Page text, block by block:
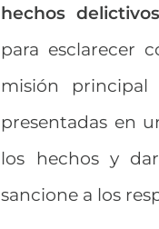
hechos
para esclarecer
misión principal
presentadas en
los hechos y
sancione a los